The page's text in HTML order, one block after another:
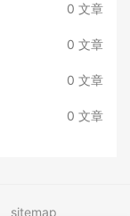
0 文章
0 文章
0 文章
0 文章
sitemap